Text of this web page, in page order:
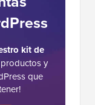
kit de
y
que